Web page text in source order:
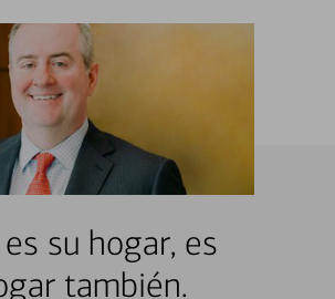
su hogar, es
también.